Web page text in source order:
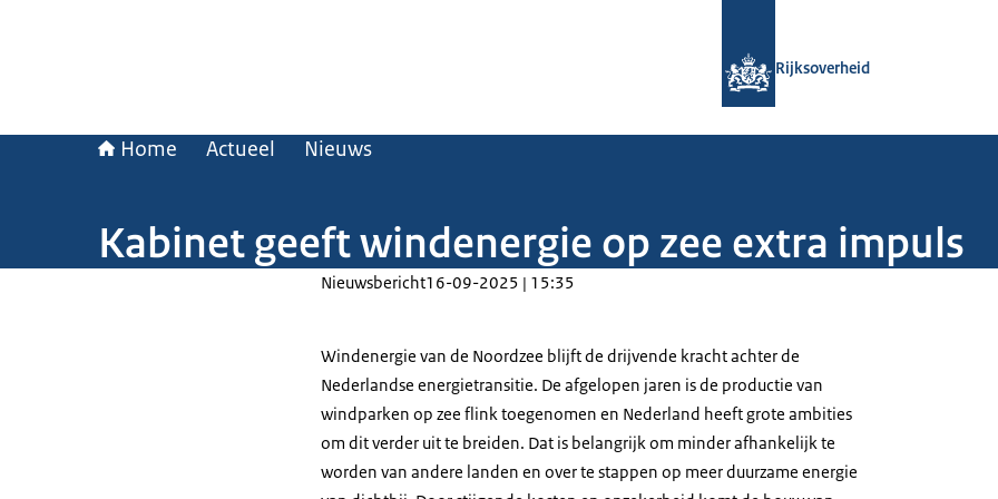
Rijksoverheid
Home Actueel Nieuws
Kabinet geeft windenergie op zee extra impuls
Nieuwsbericht16-09-2025 | 15:35
Windenergie van de Noordzee blijft de drijvende kracht achter de
Nederlandse energietransitie. De afgelopen jaren is de productie van
windparken op zee flink toegenomen en Nederland heeft grote ambities
om dit verder uit te breiden. Dat is belangrijk om minder afhankelijk te
worden van andere landen en over te stappen op meer duurzame energie